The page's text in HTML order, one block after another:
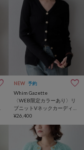
NEW 予約
Whim Gazette
〈WEB限定カラーあり〉リ
ブニットVネックカーディガ
ン
¥26,400